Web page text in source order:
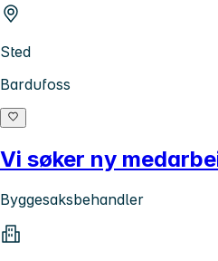
Sted
Bardufoss
Vi søker ny
Byggesaksbehandler